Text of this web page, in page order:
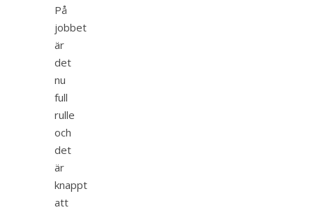
På
jobbet
är
det
nu
full
rulle
och
det
är
knappt
att